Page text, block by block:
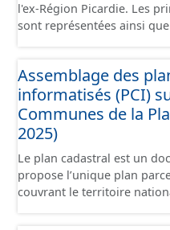
l'ex-Région Picardie. Les
sont représentées ainsi
sont désaffectées mais
présentes sur le terrain.
Assemblage des
informatisés (PCI)
Communes de la
2025)
Le plan cadastral est un
propose l’unique plan
couvrant le territoire